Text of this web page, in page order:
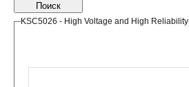
Поиск
KSC5026 - High Voltage and High Reliability